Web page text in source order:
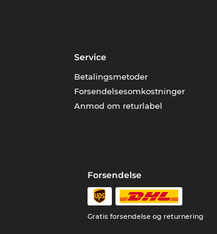
Service
Betalingsmetoder
Forsendelsesomkostninger
Anmod om returlabel
Forsendelse
Gratis forsendelse og returnering